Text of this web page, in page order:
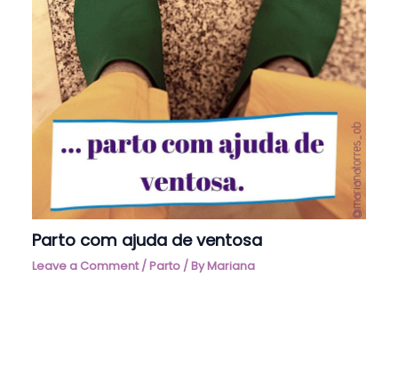
Parto com ajuda de ventosa
Leave a Comment /Parto / ByMariana